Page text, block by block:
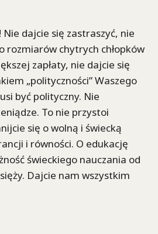
dajcie się zastraszyć, nie
rozmiarów chytrych chłopków
zapłaty, nie dajcie się
„polityczności” Waszego
być polityczny. Nie
To nie przystoi
się o wolną i świecką
i równości. O edukację
świeckiego nauczania od
Dajcie nam wszystkim